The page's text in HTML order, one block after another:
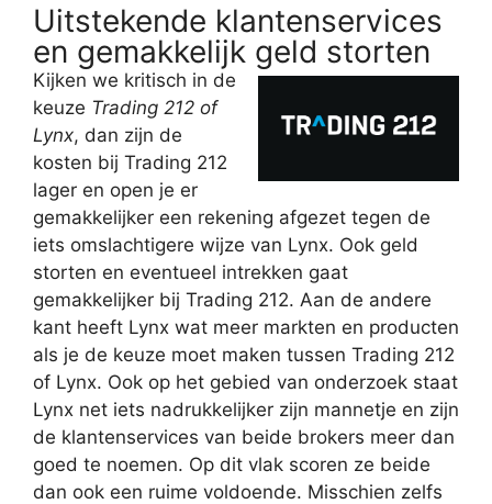
Uitstekende klantenservices
en gemakkelijk geld storten
Kijken we kritisch in de
keuze Trading 212 of
Lynx, dan zijn de
kosten bij Trading 212
lager en open je er
gemakkelijker een rekening afgezet tegen de
iets omslachtigere wijze van Lynx. Ook geld
storten en eventueel intrekken gaat
gemakkelijker bij Trading 212. Aan de andere
kant heeft Lynx wat meer markten en producten
als je de keuze moet maken tussen Trading 212
of Lynx. Ook op het gebied van onderzoek staat
Lynx net iets nadrukkelijker zijn mannetje en zijn
de klantenservices van beide brokers meer dan
goed te noemen. Op dit vlak scoren ze beide
dan ook een ruime voldoende. Misschien zelfs